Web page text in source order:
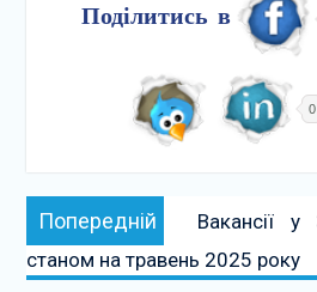
Поділитись в
0
Навігація
записів
Попередній Попередній:
Вакансії
станом на травень 2025 року